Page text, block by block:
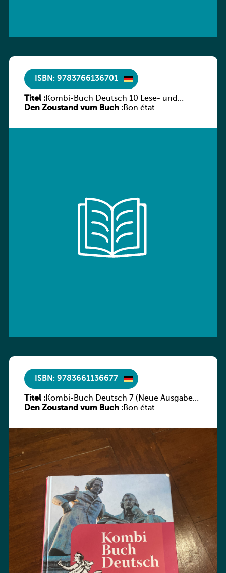
ISBN: 9783766136701
Titel :Kombi-Buch Deutsch 10 Lese- und
Sprachbuch
Den Zoustand vum Buch :Bon état
ISBN: 9783661136677
Titel :Kombi-Buch Deutsch 7 (Neue Ausgabe
Luxemburg)
Den Zoustand vum Buch :Bon état